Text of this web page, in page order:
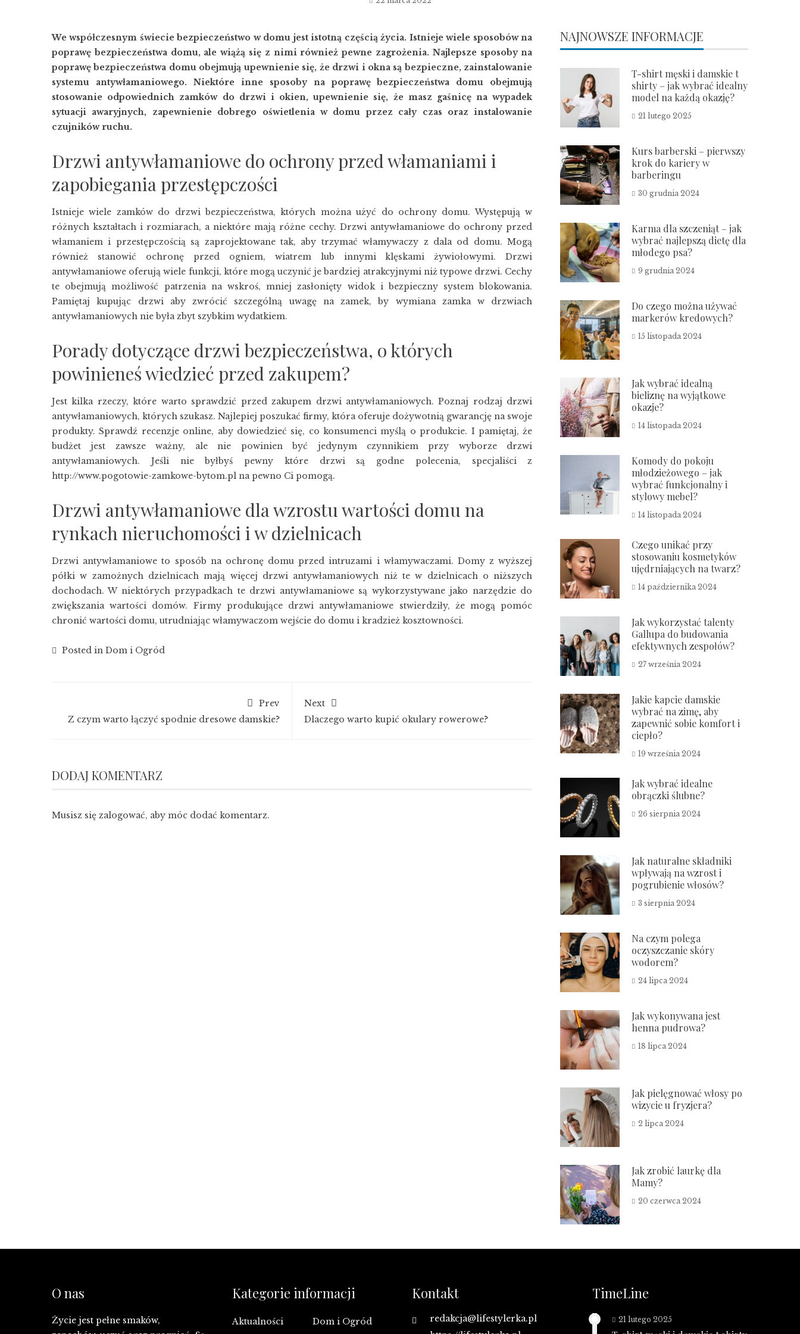
We współczesnym świecie bezpieczeństwo w domu jest istotną częścią życia. Istnieje wiele sposobów na
poprawę bezpieczeństwa domu, ale wiążą się z nimi również pewne zagrożenia. Najlepsze sposoby na
poprawę bezpieczeństwa domu obejmują upewnienie się, że drzwi i okna są bezpieczne, zainstalowanie
systemu antywłamaniowego. Niektóre inne sposoby na poprawę bezpieczeństwa domu obejmują
stosowanie odpowiednich zamków do drzwi i okien, upewnienie się, że masz gaśnicę na wypadek
sytuacji awaryjnych, zapewnienie dobrego oświetlenia w domu przez cały czas oraz instalowanie
czujników ruchu.
Drzwi antywłamaniowe do ochrony przed włamaniami i
zapobiegania przestępczości
Istnieje wiele zamków do drzwi bezpieczeństwa, których można użyć do ochrony domu. Występują w
różnych kształtach i rozmiarach, a niektóre mają różne cechy. Drzwi antywłamaniowe do ochrony przed
włamaniem i przestępczością są zaprojektowane tak, aby trzymać włamywaczy z dala od domu. Mogą
również stanowić ochronę przed ogniem, wiatrem lub innymi klęskami żywiołowymi. Drzwi
antywłamaniowe oferują wiele funkcji, które mogą uczynić je bardziej atrakcyjnymi niż typowe drzwi. Cechy
te obejmują możliwość patrzenia na wskroś, mniej zasłonięty widok i bezpieczny system blokowania.
Pamiętaj kupując drzwi aby zwrócić szczególną uwagę na zamek, by wymiana zamka w drzwiach
antywłamaniowych nie była zbyt szybkim wydatkiem.
Porady dotyczące drzwi bezpieczeństwa, o których
powinieneś wiedzieć przed zakupem?
Jest kilka rzeczy, które warto sprawdzić przed zakupem drzwi antywłamaniowych. Poznaj rodzaj drzwi
antywłamaniowych, których szukasz. Najlepiej poszukać firmy, która oferuje dożywotnią gwarancję na swoje
produkty. Sprawdź recenzje online, aby dowiedzieć się, co konsumenci myślą o produkcie. I pamiętaj, że
budżet jest zawsze ważny, ale nie powinien być jedynym czynnikiem przy wyborze drzwi
antywłamaniowych. Jeśli nie byłbyś pewny które drzwi są godne polecenia, specjaliści z
http://www.pogotowie-zamkowe-bytom.pl na pewno Ci pomogą.
Drzwi antywłamaniowe dla wzrostu wartości domu na
rynkach nieruchomości i w dzielnicach
Drzwi antywłamaniowe to sposób na ochronę domu przed intruzami i włamywaczami. Domy z wyższej
półki w zamożnych dzielnicach mają więcej drzwi antywłamaniowych niż te w dzielnicach o niższych
dochodach. W niektórych przypadkach te drzwi antywłamaniowe są wykorzystywane jako narzędzie do
zwiększania wartości domów. Firmy produkujące drzwi antywłamaniowe stwierdziły, że mogą pomóc
chronić wartości domu, utrudniając włamywaczom wejście do domu i kradzież kosztowności.
Posted in Dom i Ogród
Prev
Z czym warto łączyć spodnie dresowe damskie?
Next
Dlaczego warto kupić okulary rowerowe?
DODAJ KOMENTARZ
Musisz się zalogować, aby móc dodać komentarz.
NAJNOWSZE INFORMACJE
T-shirt męski i damskie t
shirty – jak wybrać idealny
model na każdą okazję?
21 lutego 2025
Kurs barberski – pierwszy
krok do kariery w
barberingu
30 grudnia 2024
Karma dla szczeniąt – jak
wybrać najlepszą dietę dla
młodego psa?
9 grudnia 2024
Do czego można używać
markerów kredowych?
15 listopada 2024
Jak wybrać idealną
bieliznę na wyjątkowe
okazje?
14 listopada 2024
Komody do pokoju
młodzieżowego – jak
wybrać funkcjonalny i
stylowy mebel?
14 listopada 2024
Czego unikać przy
stosowaniu kosmetyków
ujędrniających na twarz?
14 października 2024
Jak wykorzystać talenty
Gallupa do budowania
efektywnych zespołów?
27 września 2024
Jakie kapcie damskie
wybrać na zimę, aby
zapewnić sobie komfort i
ciepło?
19 września 2024
Jak wybrać idealne
obrączki ślubne?
26 sierpnia 2024
Jak naturalne składniki
wpływają na wzrost i
pogrubienie włosów?
3 sierpnia 2024
Na czym polega
oczyszczanie skóry
wodorem?
24 lipca 2024
Jak wykonywana jest
henna pudrowa?
18 lipca 2024
Jak pielęgnować włosy po
wizycie u fryzjera?
2 lipca 2024
Jak zrobić laurkę dla
Mamy?
20 czerwca 2024
O nas
Życie jest pełne smaków,
Kategorie informacji
Aktualności Dom i Ogród
Kontakt
redakcja@lifestylerka.pl
TimeLine
21 lutego 2025